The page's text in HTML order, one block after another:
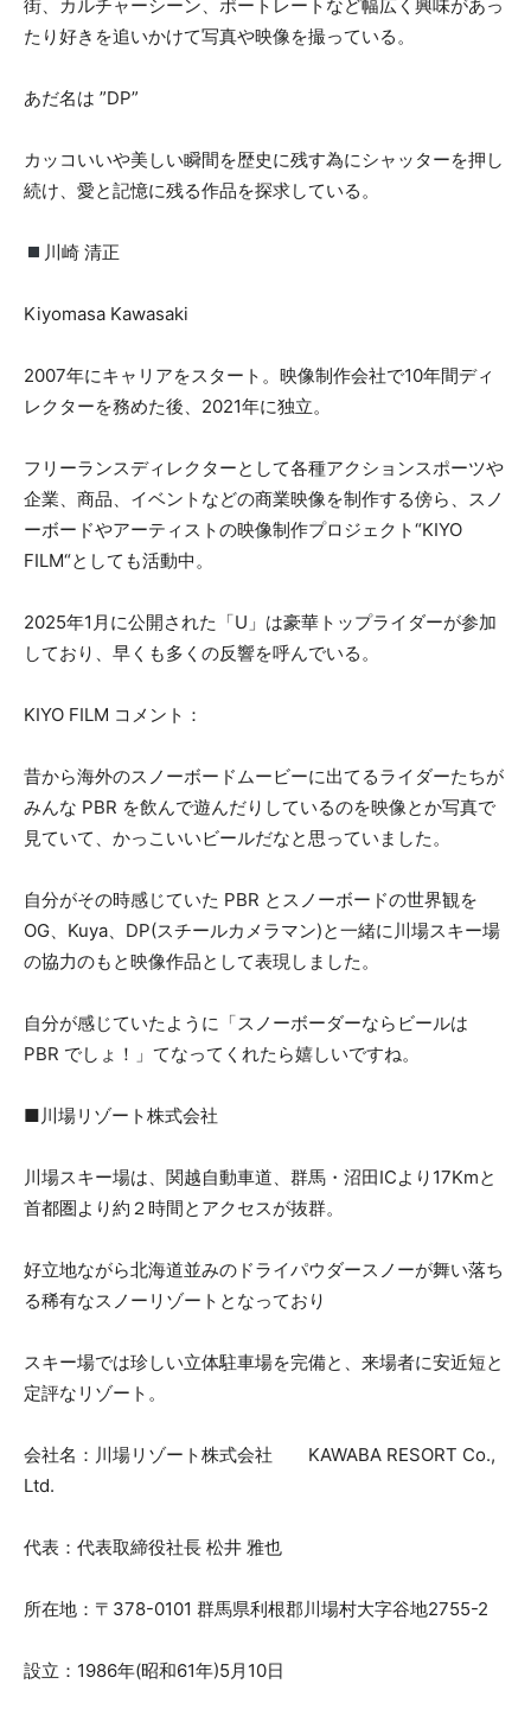
街、カルチャーシーン、ポートレートなど幅広く興味があっ
たり好きを追いかけて写真や映像を撮っている。
あだ名は ”DP”
カッコいいや美しい瞬間を歴史に残す為にシャッターを押し
続け、愛と記憶に残る作品を探求している。
川崎 清正
Kiyomasa Kawasaki
2007年にキャリアをスタート。映像制作会社で10年間ディ
レクターを務めた後、2021年に独立。
フリーランスディレクターとして各種アクションスポーツや
企業、商品、イベントなどの商業映像を制作する傍ら、スノ
ーボードやアーティストの映像制作プロジェクト“KIYO
FILM“としても活動中。
2025年1月に公開された「U」は豪華トップライダーが参加
しており、早くも多くの反響を呼んでいる。
KIYO FILM コメント：
昔から海外のスノーボードムービーに出てるライダーたちが
みんな PBR を飲んで遊んだりしているのを映像とか写真で
見ていて、かっこいいビールだなと思っていました。
自分がその時感じていた PBR とスノーボードの世界観を
OG、Kuya、DP(スチールカメラマン)と一緒に川場スキー場
の協力のもと映像作品として表現しました。
自分が感じていたように「スノーボーダーならビールは
PBR でしょ！」てなってくれたら嬉しいですね。
■川場リゾート株式会社
川場スキー場は、関越自動車道、群馬・沼田ICより17Kmと
首都圏より約２時間とアクセスが抜群。
好立地ながら北海道並みのドライパウダースノーが舞い落ち
る稀有なスノーリゾートとなっており
スキー場では珍しい立体駐車場を完備と、来場者に安近短と
定評なリゾート。
会社名：川場リゾート株式会社 KAWABA RESORT Co.,
Ltd.
代表：代表取締役社長 松井 雅也
所在地：〒378-0101 群馬県利根郡川場村大字谷地2755-2
設立：1986年(昭和61年)5月10日